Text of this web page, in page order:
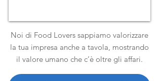
Noi di Food Lovers sappiamo valorizzare
la tua impresa anche a tavola, mostrando
il valore umano che c’è oltre gli affari.